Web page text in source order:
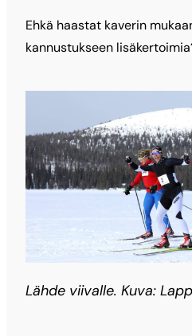
Ehkä haastat kaverin
kannustukseen
Lähde viivalle. Kuva: